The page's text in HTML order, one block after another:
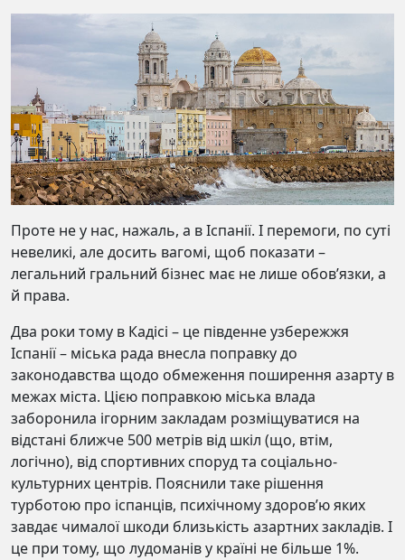
Проте не у нас, нажаль, а в Іспанії. І перемоги, по суті
невеликі, але досить вагомі, щоб показати –
легальний гральний бізнес має не лише обов’язки, а
й права.
Два роки тому в Кадісі – це південне узбережжя
Іспанії – міська рада внесла поправку до
законодавства щодо обмеження поширення азарту в
межах міста. Цією поправкою міська влада
заборонила ігорним закладам розміщуватися на
відстані ближче 500 метрів від шкіл (що, втім,
логічно), від спортивних споруд та соціально-
культурних центрів. Пояснили таке рішення
турботою про іспанців, психічному здоров’ю яких
завдає чималої шкоди близькість азартних закладів. І
це при тому, що лудоманів у країні не більше 1%.